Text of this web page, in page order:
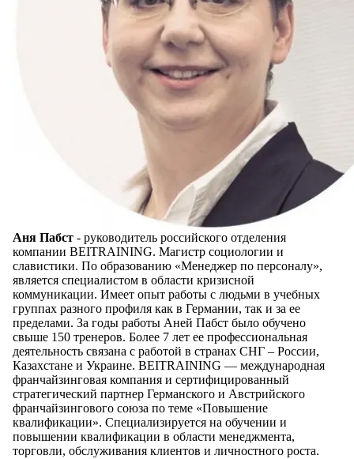
Аня Пабст - руководитель российского отделения
компании BEITRAINING. Магистр социологии и
славистики. По образованию «Менеджер по персоналу»,
является специалистом в области кризисной
коммуникации. Имеет опыт работы с людьми в учебных
группах разного профиля как в Германии, так и за ее
пределами. За годы работы Аней Пабст было обучено
свыше 150 тренеров. Более 7 лет ее профессиональная
деятельность связана с работой в странах СНГ – России,
Казахстане и Украине. BEITRAINING — международная
франчайзинговая компания и сертифицированный
стратегический партнер Германского и Австрийского
франчайзингового союза по теме «Повышение
квалификации». Специализируется на обучении и
повышении квалификации в области менеджмента,
торговли, обслуживания клиентов и личностного роста.